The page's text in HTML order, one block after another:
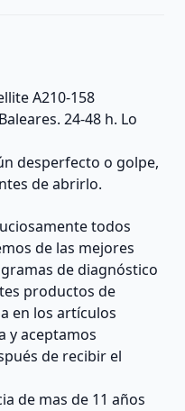
A210-158
24-48 h. Lo
desperfecto o golpe,
de abrirlo.
todos
de las mejores
de diagnóstico
productos de
en los artículos
y aceptamos
de recibir el
de mas de 11 años